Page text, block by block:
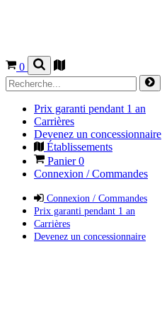
0
Prix garanti pendant 1 an
Carrières
Devenez un concessionnaire
Établissements
Panier0
Connexion / Commandes
Connexion / Commandes
Prix garanti pendant 1 an
Carrières
Devenez un concessionnaire